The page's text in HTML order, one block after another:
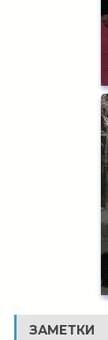
ЗАМЕТКИ